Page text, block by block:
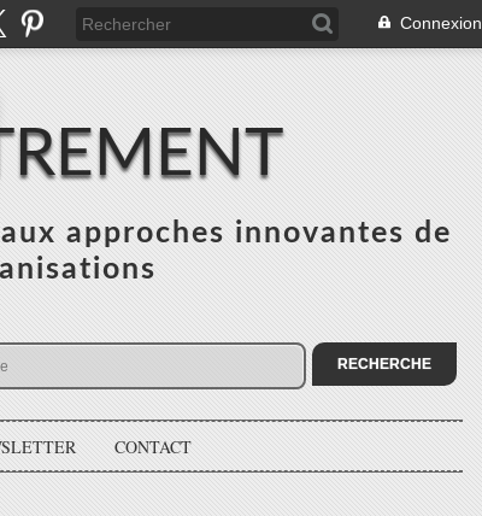
Connexion
approches innovantes de
CONTACT